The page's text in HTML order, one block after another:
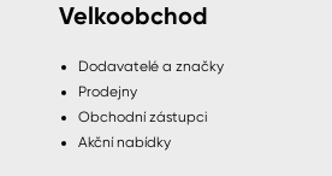
Velkoobchod
Dodavatelé a značky
Prodejny
Obchodní zástupci
Akční nabídky